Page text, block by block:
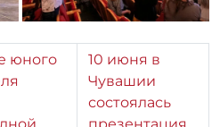
Чувашии
состоялась
презентация
«Вышитой